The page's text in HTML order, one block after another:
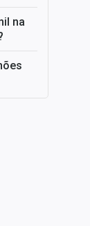
na